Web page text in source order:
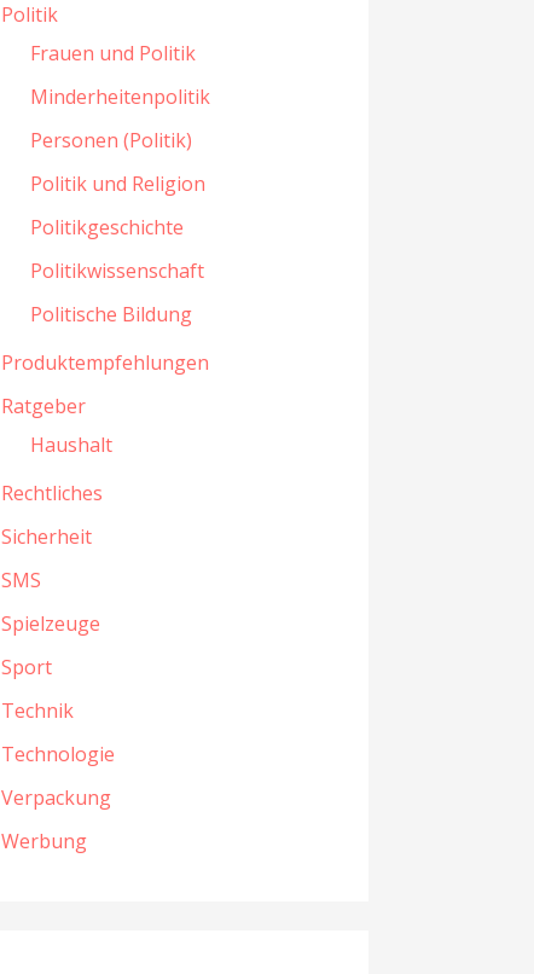
Politik
Frauen und Politik
Minderheitenpolitik
Personen (Politik)
Politik und Religion
Politikgeschichte
Politikwissenschaft
Politische Bildung
Produktempfehlungen
Ratgeber
Haushalt
Rechtliches
Sicherheit
SMS
Spielzeuge
Sport
Technik
Technologie
Verpackung
Werbung